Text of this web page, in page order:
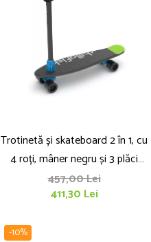
Trotinetă și skateboard 2 în 1, cu
4 roți, mâner negru și 3 plăci
interschimbabile pentru bază -
SkatieSkootie
457,00 Lei
411,30 Lei
-10%